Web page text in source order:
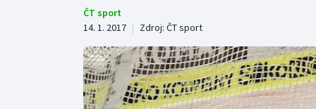
Cyklistika
Boby a skeleton
Box
ČT sport
14. 1. 2017 | Zdroj: ČT sport